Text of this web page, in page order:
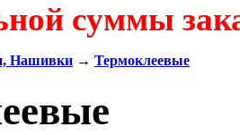
суммы
Нашивки → Термоклеевые